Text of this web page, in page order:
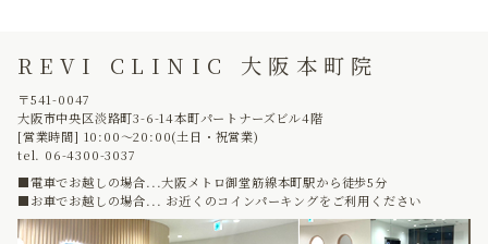
REVI CLINIC 大阪本町院
〒541-0047
大阪市中央区淡路町3-6-14本町パートナーズビル4階
[営業時間] 10:00〜20:00(土日・祝営業)
tel. 06-4300-3037
■電車でお越しの場合...大阪メトロ御堂筋線本町駅から徒歩5分
■お車でお越しの場合... お近くのコインパーキングをご利用ください